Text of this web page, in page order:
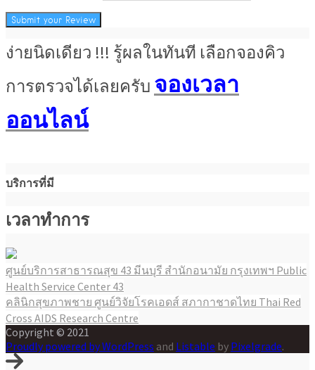
ง่ายนิดเดียว !!! รู้ผลในทันที เลือกจองคิว
การตรวจได้เลยครับ จองเวลา
ออนไลน์
บริการที่มี
เวลาทำการ
แนะแนว
เรื่อง
ศูนย์บริการสาธารณสุข 43 มีนบุรี สำนักอนามัย กรุงเทพฯ Public
Health Service Center 43
คลินิกสุขภาพชาย ศูนย์วิจัยโรคเอดส์ สภากาชาดไทย Thai Red
Cross AIDS Research Centre
Copyright © 2021
Proudly powered by WordPress and Listable by Pixelgrade.